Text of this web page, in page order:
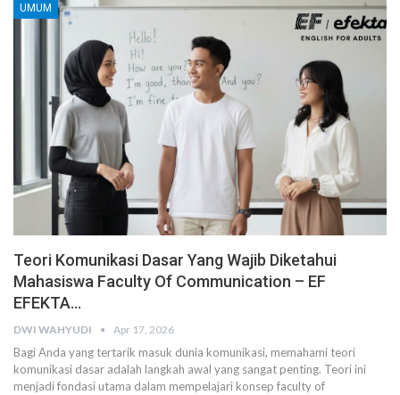
UMUM
Teori Komunikasi Dasar Yang Wajib Diketahui
Mahasiswa Faculty Of Communication – EF
EFEKTA…
DWI WAHYUDI Apr 17, 2026
Bagi Anda yang tertarik masuk dunia komunikasi, memahami teori
komunikasi dasar adalah langkah awal yang sangat penting. Teori ini
menjadi fondasi utama dalam mempelajari konsep faculty of